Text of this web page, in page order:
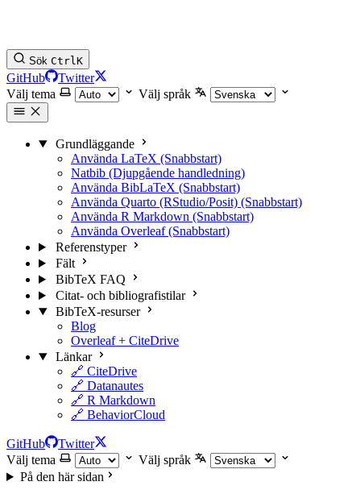
Sök CtrlK
GitHub
Twitter
Välj tema
Välj språk
Grundläggande
Använda LaTeX (Snabbstart)
Natbib (Djupgående handledning)
Använda BibLaTeX (Snabbstart)
Använda Quarto (RStudio/Posit) (Snabbstart)
Använda R Markdown (Snabbstart)
Använda Overleaf (Snabbstart)
Referenstyper
Fält
BibTeX FAQ
Citat- och bibliografistilar
BibTeX-resurser
Blog
Overleaf + CiteDrive
Länkar
🔗 CiteDrive
🔗 Datanautes
🔗 R Markdown
🔗 BehaviorCloud
GitHub
Twitter
Välj tema
Välj språk
På den här sidan